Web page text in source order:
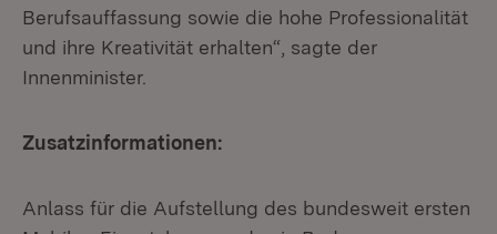
Berufsauffassung sowie die hohe Professionalität
und ihre Kreativität erhalten“, sagte der
Innenminister.
Zusatzinformationen:
Anlass für die Aufstellung des bundesweit ersten